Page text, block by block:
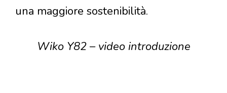
una maggiore sostenibilità.
Wiko Y82 – video introduzione